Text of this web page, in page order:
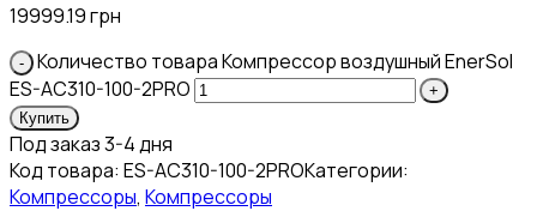
19999.19грн
Количество товара Компреcсор воздушный EnerSol
ES-AC310-100-2PRO
Купить
Под заказ 3-4 дня
Код товара: ES-AC310-100-2PROКатегории:
Компрессоры, Компрессоры